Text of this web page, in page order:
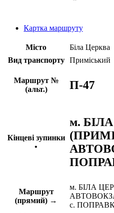
Картка маршруту
Місто
Біла Церква
Вид транспорту
Приміський
Маршрут №
(альт.)
П-47
Кінцеві зупинки
•
м.
Маршрут
(прямий) →
м. БІЛА
с.